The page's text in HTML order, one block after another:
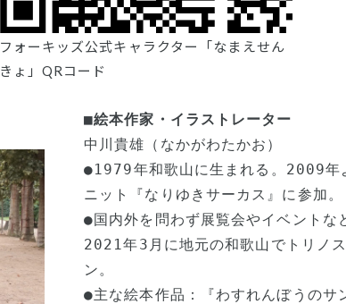
フォーキッズ公式キャラクター「なまえせん
きょ」QRコード
■絵本作家・イラストレーター
中川貴雄（なかがわたかお）
●1979年和歌山に生まれる。2009年
ニット『なりゆきサーカス』に参加。
●国内外を問わず展覧会やイベントな
2021年3月に地元の和歌山でトリノ
ン。
●主な絵本作品：『わすれんぼうのサ